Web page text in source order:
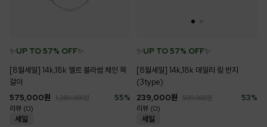
✨UP TO 57% OFF✨
[8월세일] 14k,18k 엘르 블라썸 체인 목
걸이
55%
575,000원 1,289,000원
리뷰 (0)
✨UP TO 57% OFF✨
[8월세일] 14k,18k 데일리 링 반지
(3type)
53%
239,000원 509,000원
리뷰 (0)